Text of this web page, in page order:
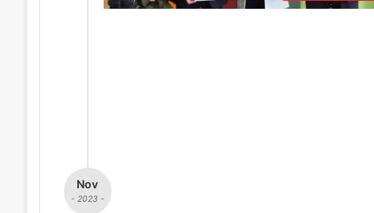
Nov
- 2023 -